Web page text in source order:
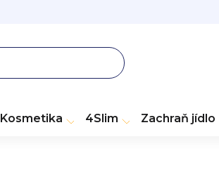
Kosmetika 4Slim Zachraň jídlo